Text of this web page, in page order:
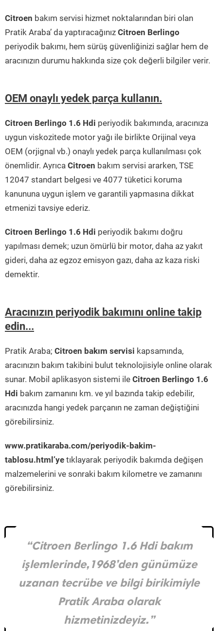
Citroen bakım servisi hizmet noktalarından biri olan
Pratik Araba’ da yaptıracağınız Citroen Berlingo
periyodik bakımı, hem sürüş güvenliğinizi sağlar hem de
aracınızın durumu hakkında size çok değerli bilgiler verir.
OEM onaylı yedek parça kullanın.
Citroen Berlingo 1.6 Hdi periyodik bakımında, aracınıza
uygun viskozitede motor yağı ile birlikte Orijinal veya
OEM (orjignal vb.) onaylı yedek parça kullanılması çok
önemlidir. Ayrıca Citroen bakım servisi ararken, TSE
12047 standart belgesi ve 4077 tüketici koruma
kanununa uygun işlem ve garantili yapmasına dikkat
etmenizi tavsiye ederiz.
Citroen Berlingo 1.6 Hdi periyodik bakımı doğru
yapılması demek; uzun ömürlü bir motor, daha az yakıt
gideri, daha az egzoz emisyon gazı, daha az kaza riski
demektir.
Aracınızın periyodik bakımını online takip
edin...
Pratik Araba; Citroen bakım servisi kapsamında,
aracınızın bakım takibini bulut teknolojisiyle online olarak
sunar. Mobil aplikasyon sistemi ile Citroen Berlingo 1.6
Hdi bakım zamanını km. ve yıl bazında takip edebilir,
aracınızda hangi yedek parçanın ne zaman değiştiğini
görebilirsiniz.
www.pratikaraba.com/periyodik-bakim-
tablosu.html’ye tıklayarak periyodik bakımda değişen
malzemelerini ve sonraki bakım kilometre ve zamanını
görebilirsiniz.
“Citroen Berlingo 1.6 Hdi bakım
işlemlerinde,1968’den günümüze
uzanan tecrübe ve bilgi birikimiyle
Pratik Araba olarak
hizmetinizdeyiz.”